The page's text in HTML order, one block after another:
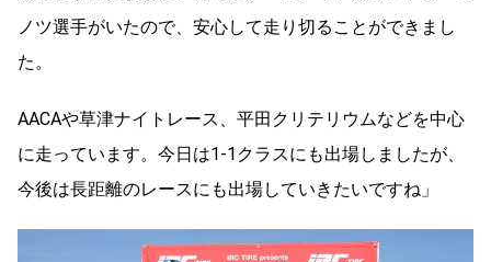
ノツ選手がいたので、安心して走り切ることができまし
た。
AACAや草津ナイトレース、平田クリテリウムなどを中心
に走っています。今日は1-1クラスにも出場しましたが、
今後は長距離のレースにも出場していきたいですね」